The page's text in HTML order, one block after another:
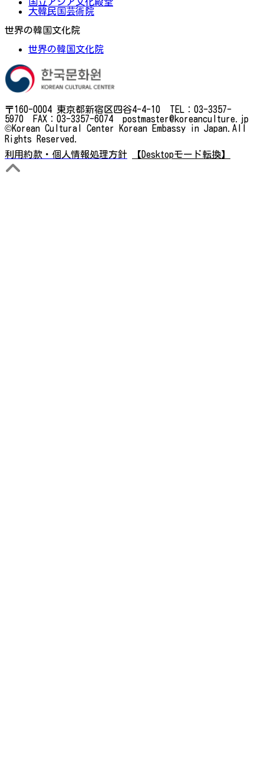
大韓民国芸術院
世界の韓国文化院
世界の韓国文化院
〒160-0004 東京都新宿区四谷4-4-10 TEL：03-3357-
5970 FAX：03-3357-6074 postmaster@koreanculture.jp
©Korean Cultural Center Korean Embassy in Japan.All
Rights Reserved.
利用約款・個人情報処理方針
【Desktopモード転換】